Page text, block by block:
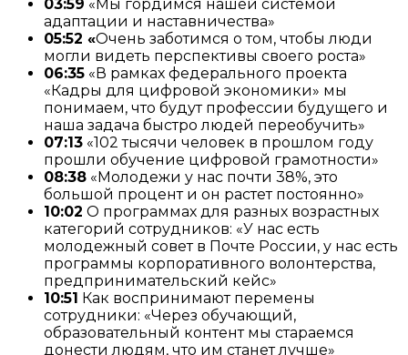
03:59 «Мы гордимся нашей системой
адаптации и наставничества»
05:52 «Очень заботимся о том, чтобы люди
могли видеть перспективы своего роста»
06:35 «В рамках федерального проекта
«Кадры для цифровой экономики» мы
понимаем, что будут профессии будущего и
наша задача быстро людей переобучить»
07:13 «102 тысячи человек в прошлом году
прошли обучение цифровой грамотности»
08:38 «Молодежи у нас почти 38%, это
большой процент и он растет постоянно»
10:02 О программах для разных возрастных
категорий сотрудников: «У нас есть
молодежный совет в Почте России, у нас есть
программы корпоративного волонтерства,
предпринимательский кейс»
10:51 Как воспринимают перемены
сотрудники: «Через обучающий,
образовательный контент мы стараемся
донести людям, что им станет лучше»